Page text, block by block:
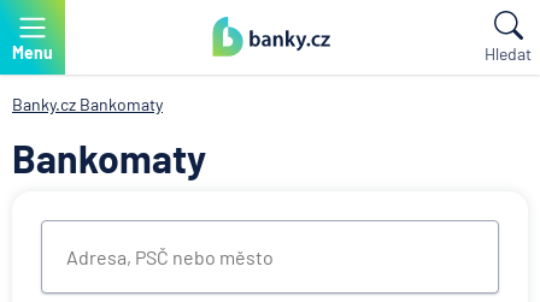
Menu Hledat
Banky.cz Bankomaty
Bankomaty